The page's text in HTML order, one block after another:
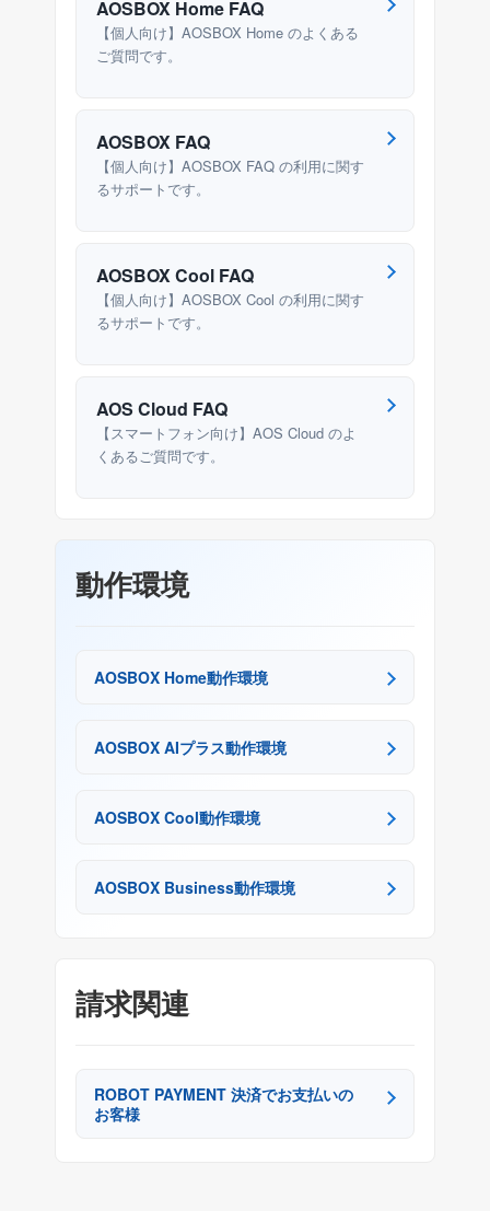
AOSBOX Home FAQ
【個人向け】AOSBOX Home のよくある
ご質問です。
AOSBOX FAQ
【個人向け】AOSBOX FAQ の利用に関す
るサポートです。
AOSBOX Cool FAQ
【個人向け】AOSBOX Cool の利用に関す
るサポートです。
AOS Cloud FAQ
【スマートフォン向け】AOS Cloud のよ
くあるご質問です。
動作環境
AOSBOX Home動作環境
AOSBOX AIプラス動作環境
AOSBOX Cool動作環境
AOSBOX Business動作環境
請求関連
ROBOT PAYMENT 決済でお支払いの
お客様